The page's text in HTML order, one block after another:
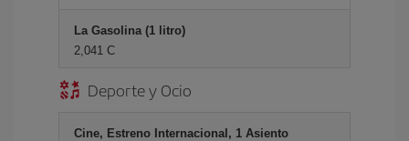
La Gasolina (1 litro)
2,041 C
Deporte y Ocio
Cine, Estreno Internacional, 1 Asiento